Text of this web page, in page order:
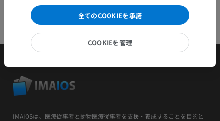
IMAIOSは、医療従事者と動物医療従事者を支援・養成することを目的と
全てのCOOKIEを承諾
COOKIEを管理